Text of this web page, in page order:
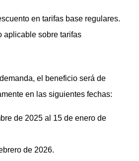
en tarifas base regulares.
aplicable sobre tarifas
el beneficio será de
en las siguientes fechas:
de 2025 al 15 de enero de
de 2026.